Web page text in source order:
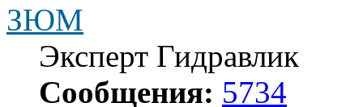
ЗЮМ
Эксперт Гидравлик
Сообщения: 5734